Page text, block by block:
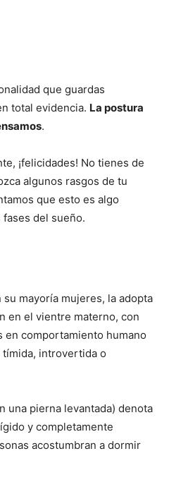
que guardas
total evidencia. La postura
.
¡felicidades! No tienes de
algunos rasgos de tu
que esto es algo
del sueño.
su mayoría mujeres, la adopta
en el vientre materno, con
en comportamiento humano
introvertida o
una pierna levantada) denota
y completamente
acostumbran a dormir